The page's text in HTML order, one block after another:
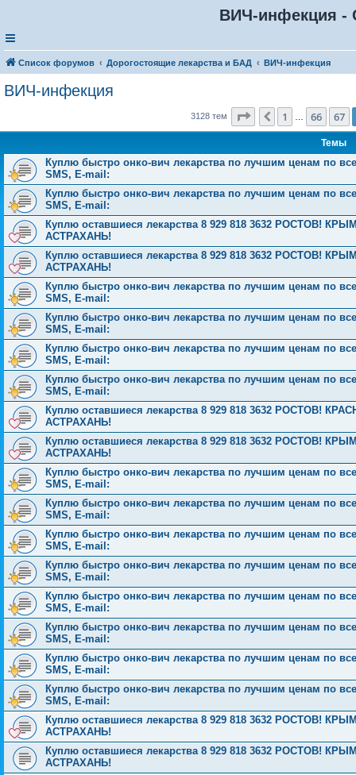
ВИЧ-инфекция -
Список форумов Дорогостоящие лекарства и БАД ВИЧ-инфекция
ВИЧ-инфекция
3128 тем Страница 68из 126
Пред.
1 66 67
Темы
Куплю быстро онко-вич лекарства по лучшим ценам по
SMS, E-mail:
Куплю быстро онко-вич лекарства по лучшим ценам по
SMS, E-mail:
Куплю оставшиеся лекарства 8 929 818 3632 РОСТОВ!
АСТРАХАНЬ!
Куплю оставшиеся лекарства 8 929 818 3632 РОСТОВ!
АСТРАХАНЬ!
Куплю быстро онко-вич лекарства по лучшим ценам по
SMS, E-mail:
Куплю быстро онко-вич лекарства по лучшим ценам по
SMS, E-mail:
Куплю быстро онко-вич лекарства по лучшим ценам по
SMS, E-mail:
Куплю быстро онко-вич лекарства по лучшим ценам по
SMS, E-mail:
Куплю оставшиеся лекарства 8 929 818 3632 РОСТОВ!
АСТРАХАНЬ!
Куплю оставшиеся лекарства 8 929 818 3632 РОСТОВ!
АСТРАХАНЬ!
Куплю быстро онко-вич лекарства по лучшим ценам по
SMS, E-mail:
Куплю быстро онко-вич лекарства по лучшим ценам по
SMS, E-mail:
Куплю быстро онко-вич лекарства по лучшим ценам по
SMS, E-mail:
Куплю быстро онко-вич лекарства по лучшим ценам по
SMS, E-mail:
Куплю быстро онко-вич лекарства по лучшим ценам по
SMS, E-mail:
Куплю быстро онко-вич лекарства по лучшим ценам по
SMS, E-mail:
Куплю быстро онко-вич лекарства по лучшим ценам по
SMS, E-mail:
Куплю быстро онко-вич лекарства по лучшим ценам по
SMS, E-mail:
Куплю оставшиеся лекарства 8 929 818 3632 РОСТОВ!
АСТРАХАНЬ!
Куплю оставшиеся лекарства 8 929 818 3632 РОСТОВ!
АСТРАХАНЬ!